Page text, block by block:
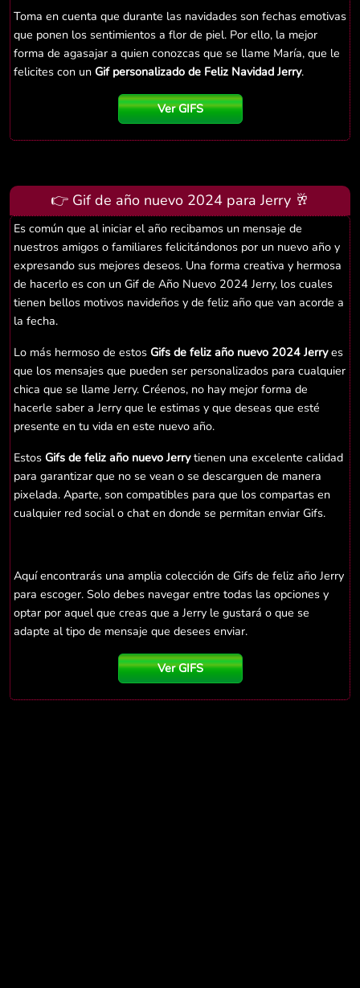
Toma en cuenta que durante las navidades son fechas emotivas
que ponen los sentimientos a flor de piel. Por ello, la mejor
forma de agasajar a quien conozcas que se llame María, que le
felicites con un Gif personalizado de Feliz Navidad Jerry.
Ver GIFS
👉 Gif de año nuevo 2024 para Jerry 🥂
Es común que al iniciar el año recibamos un mensaje de
nuestros amigos o familiares felicitándonos por un nuevo año y
expresando sus mejores deseos. Una forma creativa y hermosa
de hacerlo es con un Gif de Año Nuevo 2024 Jerry, los cuales
tienen bellos motivos navideños y de feliz año que van acorde a
la fecha.
Lo más hermoso de estos Gifs de feliz año nuevo 2024 Jerryes
que los mensajes que pueden ser personalizados para cualquier
chica que se llame Jerry. Créenos, no hay mejor forma de
hacerle saber a Jerry que le estimas y que deseas que esté
presente en tu vida en este nuevo año.
Estos Gifs de feliz año nuevo Jerrytienen una excelente calidad
para garantizar que no se vean o se descarguen de manera
pixelada. Aparte, son compatibles para que los compartas en
cualquier red social o chat en donde se permitan enviar Gifs.
Aquí encontrarás una amplia colección de Gifs de feliz año Jerry
para escoger. Solo debes navegar entre todas las opciones y
optar por aquel que creas que a Jerry le gustará o que se
adapte al tipo de mensaje que desees enviar.
Ver GIFS